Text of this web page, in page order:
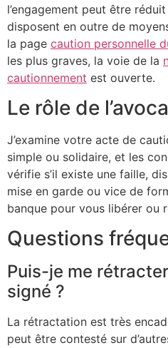
l’engagement peut être
disposent en outre de
la page caution personnelle
les plus graves, la voie de la
cautionnement est ouverte.
Le rôle de
J’examine votre acte de
simple ou solidaire, et les
vérifie s’il existe une faille,
mise en garde ou vice de
banque pour vous libérer ou
Questions
Puis-je me
signé ?
La rétractation est très
peut être contesté sur